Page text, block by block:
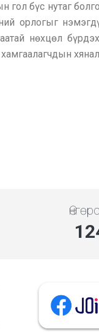
бүс нутаг
орлогыг
нөхцөл